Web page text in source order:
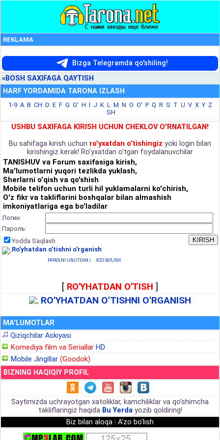
REKLAMA
Bizga Telegramda qo'shiling!
«BOSH SAXIFAGA QAYTISH
HARF YORDAMIDA TARONA IZLASH
1-9 A B CH D E F G G' H I J K L M N O O' P Q R S T U V X Y Z
SH
USHBU SAXIFAGA KIRISH UCHUN CHEKLOV O'RNATILGAN!
Bu sahifaga kirish uchun ro'yxatdan o'tishingiz yoki login bilan
kirishingiz kerak! Ro'yxatdan o'tgan foydalanuvchilar
TANISHUV va Forum saxifasiga kirish,
Ma'lumotlarni yuqori tezlikda yuklash,
Sherlarni o'qish va qo'shish
Mobile telifon uchun turli hil yuklamalarni ko'chirish,
O'z fikr va takliflarini boshqalar bilan almashish
imkoniyatlariga ega bo'ladilar
Логин:
Пароль:
Yodda Saqlash
Ro'yhatdan o'tishni o'rganish
PAROLNI UNUTDIM | A'ZO BO'LISH
[ RO'YHATDAN O'TISH ]
RO'YHATDAN O'TISHNI O'RGANISH
MA'LUMOTLAR
Qiziqchilar Askiyasi
Komediya film va Seriallar HD
Mobile Jingillar (Goodok)
BIZNING HAQIQIY PROFIL
Saytimizda uchrayotgan xatoliklar, kamchiliklar va qo'shimcha
takliflaringiz haqida Bu Yerdayozib qoldiring!
Biz bilan aloqa
A'zo bo'lish